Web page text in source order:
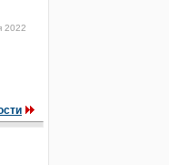
2022